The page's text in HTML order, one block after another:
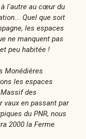
l'autre au cœur du
Quel que soit
les espaces
ne manquent pas
peu habitée !
Monédières
les espaces
des
vaux en passant par
du PNR, nous
2000 la Ferme